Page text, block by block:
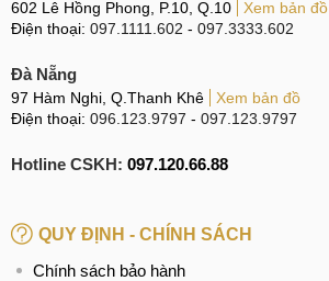
602 Lê Hồng Phong, P.10, Q.10
Xem bản đồ
Điện thoại: 097.1111.602 - 097.3333.602
Đà Nẵng
97 Hàm Nghi, Q.Thanh Khê
Xem bản đồ
Điện thoại: 096.123.9797 - 097.123.9797
Hotline CSKH: 097.120.66.88
QUY ĐỊNH - CHÍNH SÁCH
Chính sách bảo hành